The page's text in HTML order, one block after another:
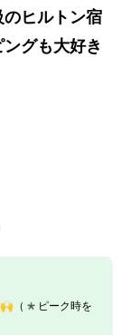
ヒルトン宿
グも大好き
🙌（*ピーク時を